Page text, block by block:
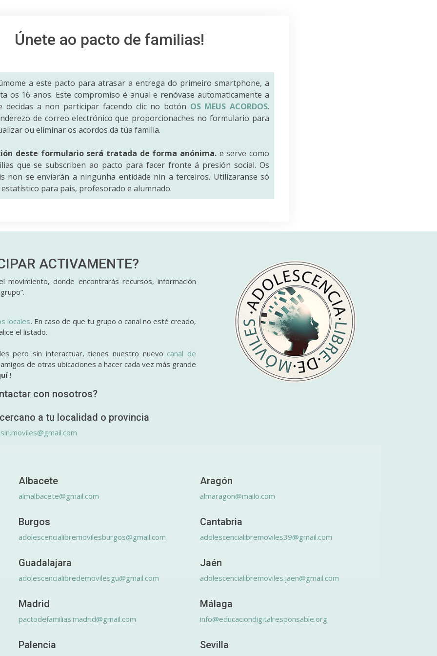
Únete ao pacto de familias!
a este pacto para atrasar a entrega do primeiro smartphone, a
os 16 anos. Este compromiso é anual e renóvase automaticamente a
decidas a non participar facendo clic no botón OS MEUS ACORDOS.
de correo electrónico que proporcionaches no formulario para
ou eliminar os acordos da túa familia.
deste formulario será tratada de forma anónima. e serve como
que se subscriben ao pacto para facer fronte á presión social. Os
non se enviarán a ningunha entidade nin a terceiros. Utilizaranse só
para pais, profesorado e alumnado.
ACTIVAMENTE?
donde encontrarás recursos, información
locales. En caso de que tu grupo o canal no esté creado,
el listado.
pero sin interactuar, tienes nuestro nuevo canal de
de otras ubicaciones a hacer cada vez más grande
!
con nosotros?
a tu localidad o provincia
Albacete
almalbacete@gmail.com
Aragón
almaragon@mailo.com
Burgos
adolescencialibremovilesburgos@gmail.com
Cantabria
adolescencialibremoviles39@gmail.com
Guadalajara
adolescencialibredemovilesgu@gmail.com
Jaén
adolescencialibremoviles.jaen@gmail.com
Madrid
pactodefamilias.madrid@gmail.com
Málaga
info@educaciondigitalresponsable.org
Palencia Sevilla